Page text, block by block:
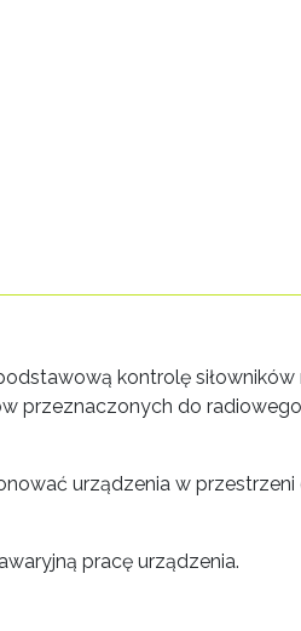
kontrolę
przeznaczonych do
urządzenia w
pracę urządzenia.